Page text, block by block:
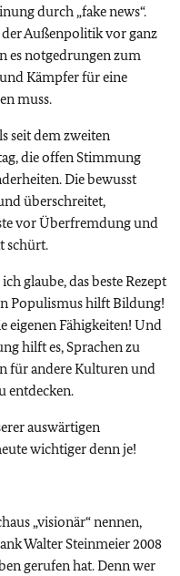
durch „fake news“.
Außenpolitik vor ganz
es notgedrungen zum
Kämpfer für eine
muss.
seit dem zweiten
die offen Stimmung
Die bewusst
überschreitet,
vor Überfremdung und
schürt.
glaube, das beste Rezept
Populismus hilft Bildung!
eigenen Fähigkeiten! Und
hilft es, Sprachen zu
für andere Kulturen und
entdecken.
auswärtigen
wichtiger denn je!
„visionär“ nennen,
Walter Steinmeier 2008
gerufen hat. Denn wer